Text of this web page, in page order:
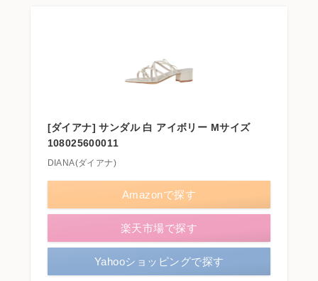
[ダイアナ] サンダル 白 アイボリー Mサイズ
108025600011
DIANA(ダイアナ)
Amazonで探す
楽天市場で探す
Yahooショッピングで探す